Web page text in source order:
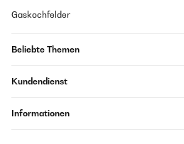
Gaskochfelder
Beliebte Themen
Kundendienst
Informationen